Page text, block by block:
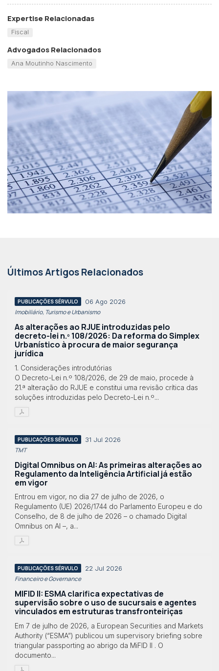
Expertise Relacionadas
Fiscal
Advogados Relacionados
Ana Moutinho Nascimento
Últimos Artigos Relacionados
PUBLICAÇÕES SÉRVULO 06 Ago 2026
Imobiliário, Turismo e Urbanismo
As alterações ao RJUE introduzidas pelo
decreto-lei n.º 108/2026: Da reforma do Simplex
Urbanístico à procura de maior segurança
jurídica
1. Considerações introdutórias
O Decreto-Lei n.º 108/2026, de 29 de maio, procede à
21.ª alteração do RJUE e constitui uma revisão crítica das
soluções introduzidas pelo Decreto-Lei n.º...
PUBLICAÇÕES SÉRVULO 31 Jul 2026
TMT
Digital Omnibus on AI: As primeiras alterações ao
Regulamento da Inteligência Artificial já estão
em vigor
Entrou em vigor, no dia 27 de julho de 2026, o
Regulamento (UE) 2026/1744 do Parlamento Europeu e do
Conselho, de 8 de julho de 2026 – o chamado Digital
Omnibus on AI –, a...
PUBLICAÇÕES SÉRVULO 22 Jul 2026
Financeiro e Governance
MIFID II: ESMA clarifica expectativas de
supervisão sobre o uso de sucursais e agentes
vinculados em estruturas transfronteiriças
Em 7 de julho de 2026, a European Securities and Markets
Authority (“ESMA”) publicou um supervisory briefing sobre
triangular passporting ao abrigo da MiFID II . O
documento...